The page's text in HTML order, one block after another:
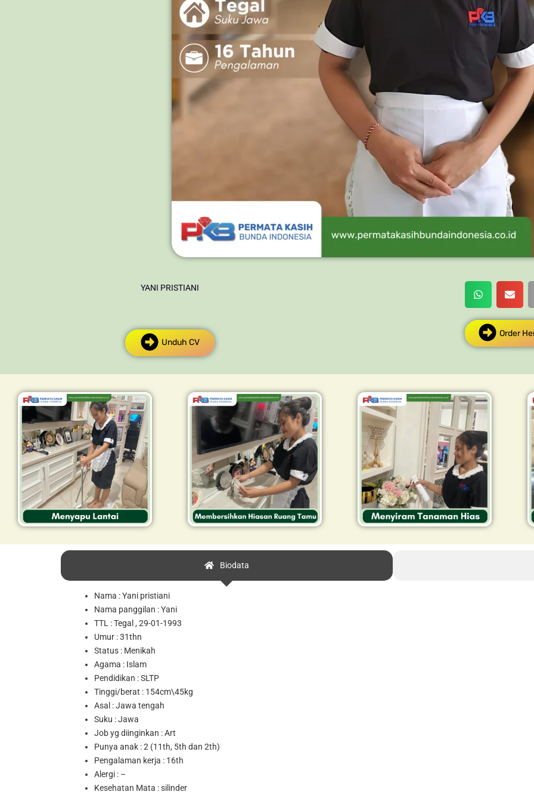
YANI PRISTIANI
Unduh CV
Order
Biodata
Nama : Yani pristiani
Nama panggilan : Yani
TTL :Tegal , 29-01-1993
Umur : 31thn
Status : Menikah
Agama : Islam
Pendidikan : SLTP
Tinggi/berat : 154cm\45kg
Asal : Jawa tengah
Suku : Jawa
Job yg diinginkan : Art
Punya anak : 2 (11th, 5th dan 2th)
Pengalaman kerja : 16th
Alergi : –
Kesehatan Mata : silinder